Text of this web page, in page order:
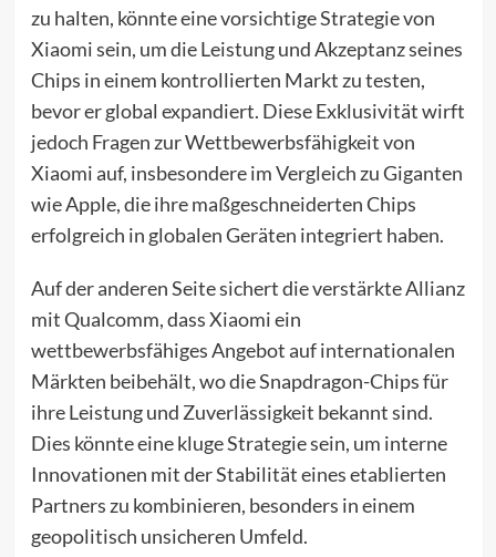
zu halten, könnte eine vorsichtige Strategie von
Xiaomi sein, um die Leistung und Akzeptanz seines
Chips in einem kontrollierten Markt zu testen,
bevor er global expandiert. Diese Exklusivität wirft
jedoch Fragen zur Wettbewerbsfähigkeit von
Xiaomi auf, insbesondere im Vergleich zu Giganten
wie Apple, die ihre maßgeschneiderten Chips
erfolgreich in globalen Geräten integriert haben.
Auf der anderen Seite sichert die verstärkte Allianz
mit Qualcomm, dass Xiaomi ein
wettbewerbsfähiges Angebot auf internationalen
Märkten beibehält, wo die Snapdragon-Chips für
ihre Leistung und Zuverlässigkeit bekannt sind.
Dies könnte eine kluge Strategie sein, um interne
Innovationen mit der Stabilität eines etablierten
Partners zu kombinieren, besonders in einem
geopolitisch unsicheren Umfeld.